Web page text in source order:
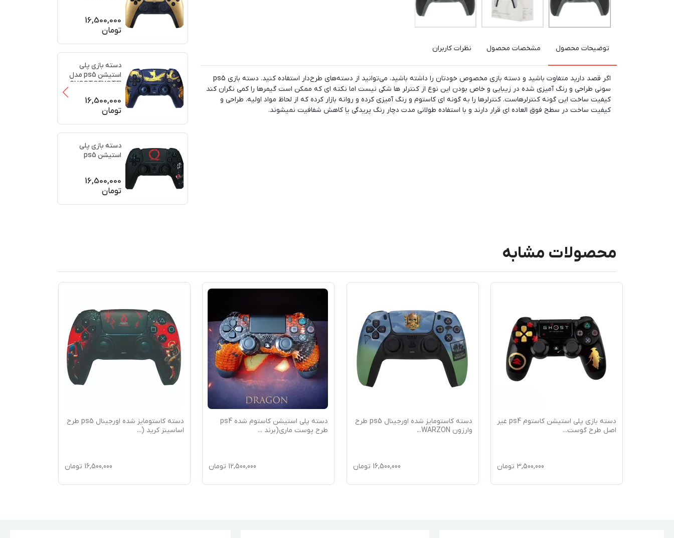
توضیحات محصول مشخصات محصول نظرات کاربران
اگر قصد دارید متفاوت باشید و دسته بازی مخصوص خودتان را داشته باشید، می‌توانید از دسته‌های طرح‌دار استفاده کنید. دسته بازی ps5
سونی طراحی و رنگ آمیزی شده در زیبایی و خاص بودن این نوع از کنترلر ها شکی نیست اما نکته ای که ممکن است گیمرها را کمی نگران کند
کیفیت ساخت این گونه کنترلرهاست. کنترلرها را به گونه ای کاستوم و رنگ آمیزی کرده و روانه بازار کرده که از لحاظ مواد اولیه، طراحی و
کیفیت ساخت در سطح فوق العاده ای قرار دارند و با استفاده طولانی مدت دچار رنگ پریدگی یا کاهش شفافیت نمیشوند.
16,500,000
تومان
دسته بازی پلی
استیشن ps5 مدل
GHOSTOFYOTEI
16,500,000
تومان
دسته بازی پلی
استیشن ps5
16,500,000
تومان
محصولات مشابه
دسته بازی پلی استیشن کاستوم ps4 غیر
اصل طرح گوست...
3,500,000 تومان
دسته کاستومایز شده اورجینال ps5 طرح
وارزون WARZON
...
16,500,000 تومان
دسته پلی استیشن کاستوم شده ps4
طرح پوست ماری(برند ...
12,500,000 تومان
دسته کاستومایز شده اورجینال ps5 طرح
اساسینز کرید (...
16,500,000 تومان